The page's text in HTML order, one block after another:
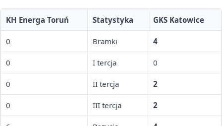
KH Energa Toruń Statystyka GKS Katowice
0 Bramki 4
0 I tercja 0
0 II tercja 2
0 III tercja 2